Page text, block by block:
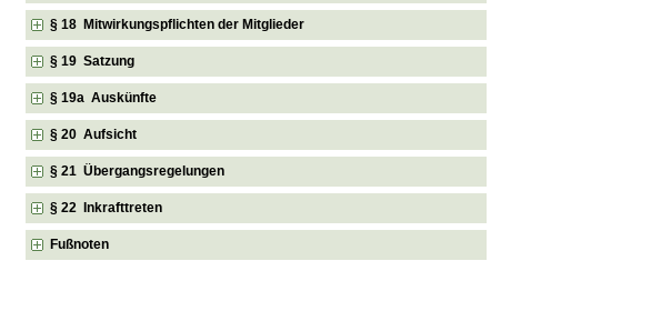
§ 18 Mitwirkungspflichten der Mitglieder
§ 19 Satzung
§ 19a Auskünfte
§ 20 Aufsicht
§ 21 Übergangsregelungen
§ 22 Inkrafttreten
Fußnoten